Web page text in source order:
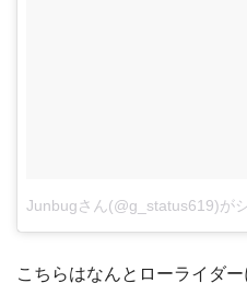
Junbugさん(@g_status619)が
こちらはなんとローライダ